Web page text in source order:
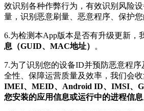
效识别各种作弊行为，有效识别风险
量，识别恶意刷量、恶意程序、保护您
6.为检测本App版本是否有升级更新，
息（GUID、MAC地址）
。
7.为了识别您的设备ID并预防恶意程
全性、保障运营质量及效率，我们会
IMEI、MEID、Android ID、IMSI、
您安装的应用信息或运行中的进程信息